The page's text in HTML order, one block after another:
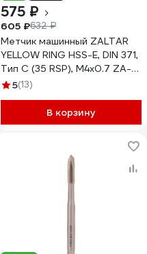
575 ₽
605 ₽632 ₽
Метчик машинный ZALTAR
YELLOW RING HSS-E, DIN 371,
Тип C (35 RSP), M4x0.7 ZA-
43562
5(13)
В корзину